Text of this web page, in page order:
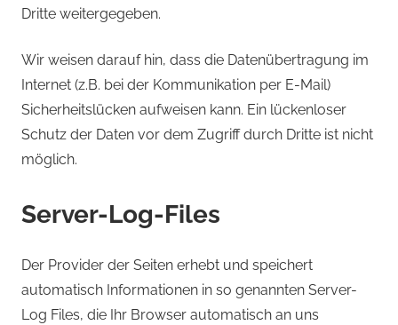
Dritte weitergegeben.
Wir weisen darauf hin, dass die Datenübertragung im
Internet (z.B. bei der Kommunikation per E-Mail)
Sicherheitslücken aufweisen kann. Ein lückenloser
Schutz der Daten vor dem Zugriff durch Dritte ist nicht
möglich.
Server-Log-Files
Der Provider der Seiten erhebt und speichert
automatisch Informationen in so genannten Server-
Log Files, die Ihr Browser automatisch an uns